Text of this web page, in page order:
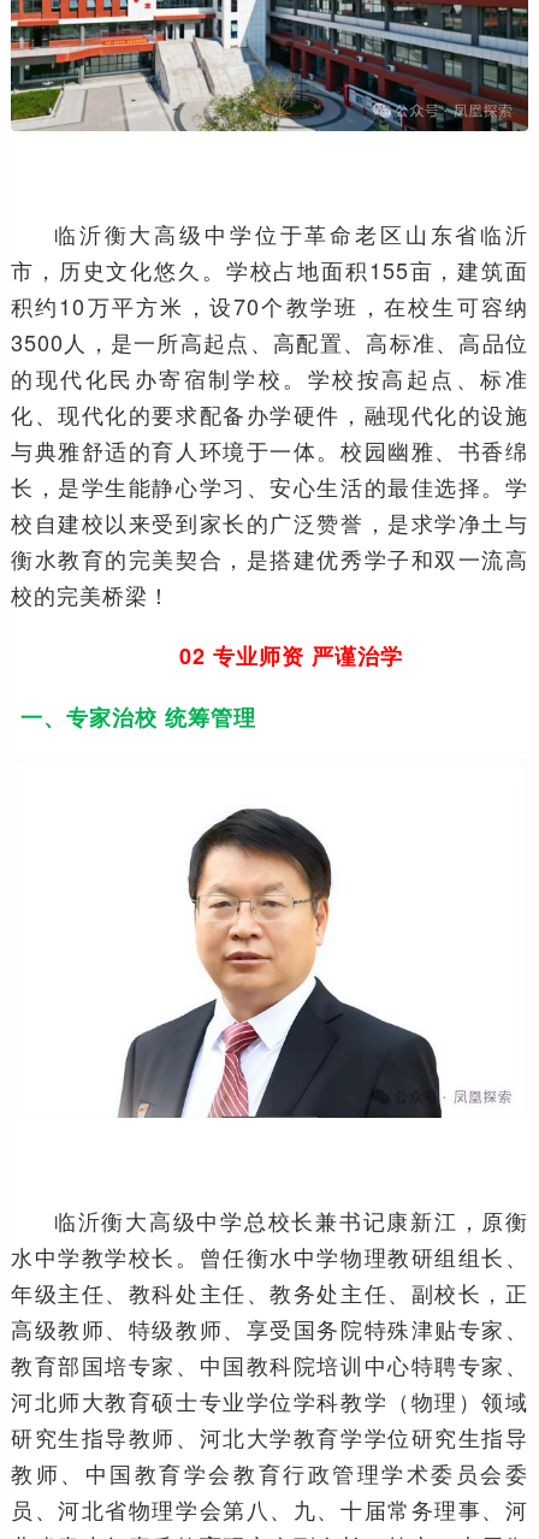
临沂衡大高级中学位于革命老区山东省临沂
市，历史文化悠久。学校占地面积155亩，建筑面
积约10万平方米，设70个教学班，在校生可容纳
3500人，是一所高起点、高配置、高标准、高品位
的现代化民办寄宿制学校。学校按高起点、标准
化、现代化的要求配备办学硬件，融现代化的设施
与典雅舒适的育人环境于一体。校园幽雅、书香绵
长，是学生能静心学习、安心生活的最佳选择。学
校自建校以来受到家长的广泛赞誉，是求学净土与
衡水教育的完美契合，是搭建优秀学子和双一流高
校的完美桥梁！
02 专业师资 严谨治学
一、专家治校 统筹管理
临沂衡大高级中学总校长兼书记康新江，原衡
水中学教学校长。曾任衡水中学物理教研组组长、
年级主任、教科处主任、教务处主任、副校长，正
高级教师、特级教师、享受国务院特殊津贴专家、
教育部国培专家、中国教科院培训中心特聘专家、
河北师大教育硕士专业学位学科教学（物理）领域
研究生指导教师、河北大学教育学学位研究生指导
教师、中国教育学会教育行政管理学术委员会委
员、河北省物理学会第八、九、十届常务理事、河